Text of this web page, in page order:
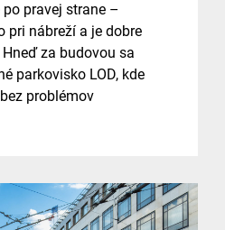
pravej strane –
pri nábreží a je dobre
za budovou sa
parkovisko LOD, kde
problémov